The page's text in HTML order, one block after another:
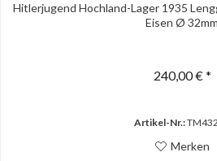
Hitlerjugend Hochland-Lager 1935
Eisen Ø 32mm
240,00 € *
Artikel-Nr.:
Merken